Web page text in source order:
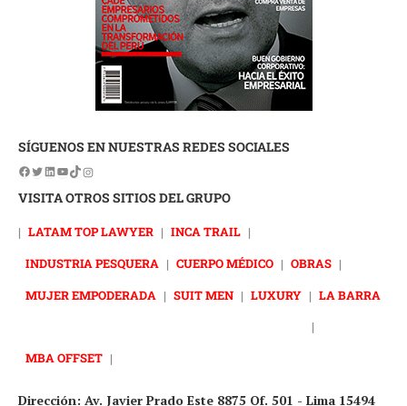
SÍGUENOS EN NUESTRAS REDES SOCIALES
VISITA OTROS SITIOS DEL GRUPO
| LATAM TOP LAWYER | INCA TRAIL |
INDUSTRIA PESQUERA | CUERPO MÉDICO | OBRAS |
MUJER EMPODERADA | SUIT MEN | LUXURY | LA BARRA
|
MBA OFFSET |
Dirección: Av. Javier Prado Este 8875 Of. 501 - Lima 15494